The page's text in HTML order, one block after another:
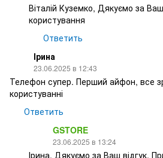
Віталій Куземко, Дякуємо за
користування
Ответить
Ірина
23.06.2025 в 12:43
Телефон супер. Перший айфон, все
користуванні
Ответить
GSTORE
23.06.2025 в 13:24
Ірина, Дякуємо за Ваш відгук.